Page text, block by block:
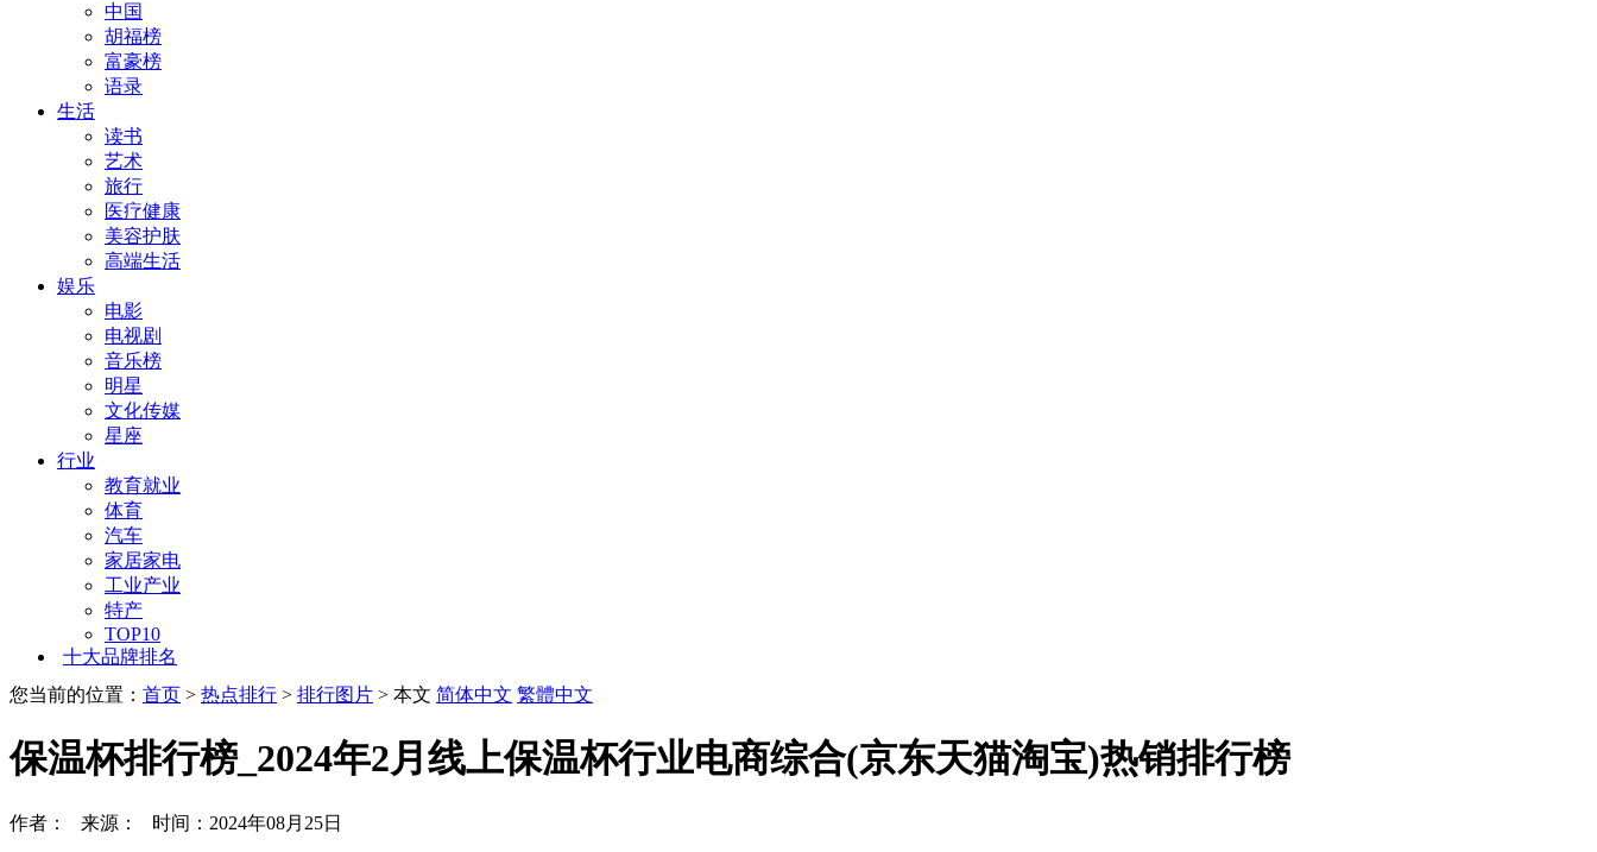
中国
胡福榜
富豪榜
语录
生活
读书
艺术
旅行
医疗健康
美容护肤
高端生活
娱乐
电影
电视剧
音乐榜
明星
文化传媒
星座
行业
教育就业
体育
汽车
家居家电
工业产业
特产
TOP10
十大品牌排名
您当前的位置： 首页 > 热点排行 > 排行图片 > 本文 简体中文 繁體中文
保温杯排行榜_2024年2月线上保温杯行业电商综合(京东天猫淘宝)热销排行榜
作者： 来源： 时间：2024年08月25日